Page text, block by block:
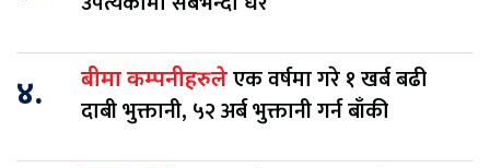
४. बीमा कम्पनीहरुलेएक वर्षमा गरे १ खर्ब बढी
दाबी भुक्तानी, ५२ अर्ब भुक्तानी गर्न बाँकी